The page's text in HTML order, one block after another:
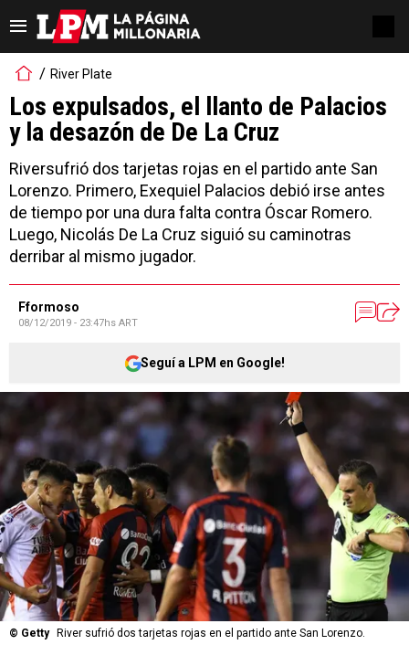
River Plate
Los expulsados, el llanto de Palacios
y la desazón de De La Cruz
Riversufrió dos tarjetas rojas en el partido ante San
Lorenzo. Primero, Exequiel Palacios debió irse antes
de tiempo por una dura falta contra Óscar Romero.
Luego, Nicolás De La Cruz siguió su caminotras
derribar al mismo jugador.
Fformoso
08/12/2019 - 23:47hs ART
Seguí a LPM en Google!
© Getty River sufrió dos tarjetas rojas en el partido ante San Lorenzo.